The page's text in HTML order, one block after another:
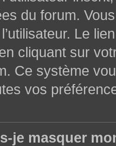
du forum.
Le
cliquant sur
Ce système
vos
je masquer